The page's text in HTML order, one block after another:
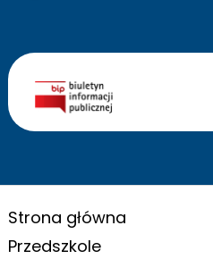
Strona główna
Przedszkole